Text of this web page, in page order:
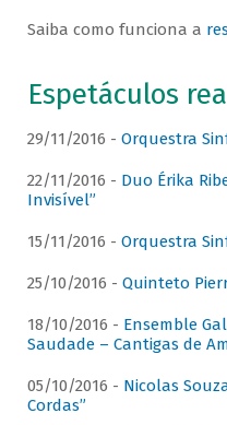
Saiba como funciona a
Espetáculos
29/11/2016 - Orquestra
22/11/2016 - Duo Érika
Invisível”
15/11/2016 - Orquestra
25/10/2016 - Quinteto
18/10/2016 - Ensemble
Saudade – Cantigas de
05/10/2016 - Nicolas
Cordas”